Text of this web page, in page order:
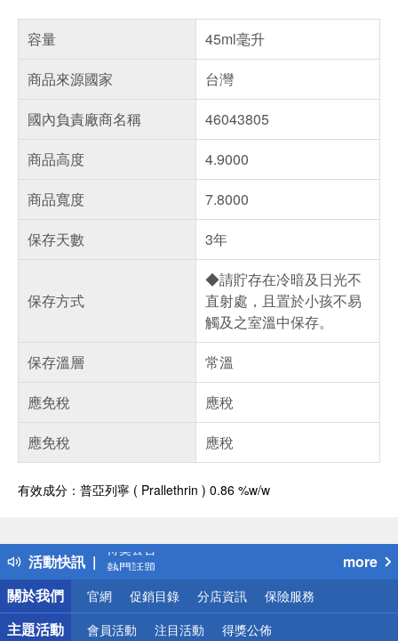
容量
45ml毫升
商品來源國家
台灣
國內負責廠商名稱
46043805
商品高度
4.9000
商品寬度
7.8000
保存天數
3年
保存方式
◆請貯存在冷暗及日光不
直射處，且置於小孩不易
觸及之室溫中保存。
保存溫層
常溫
應免稅
應稅
應免稅
應稅
有效成分：普亞列寧 ( Prallethrin ) 0.86 %w/w
活動快訊
得獎公告
熱門話題
銀行優惠
偏遠地區配送
詐騙網頁！請小心！
more
關於我們
官網 促銷目錄 分店資訊 保險服務
主題活動 會員活動 注目活動 得獎公佈